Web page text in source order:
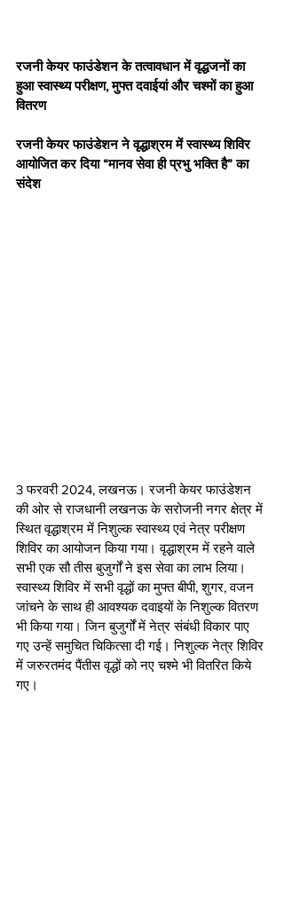
रजनी केयर फाउंडेशन के तत्वावधान में वृद्धजनों का
हुआ स्वास्थ्य परीक्षण, मुफ्त दवाईयां और चश्मों का हुआ
वितरण
रजनी केयर फाउंडेशन ने वृद्धाश्रम में स्वास्थ्य शिविर
आयोजित कर दिया “मानव सेवा ही प्रभु भक्ति है” का
संदेश
3 फरवरी 2024, लखनऊ। रजनी केयर फाउंडेशन
की ओर से राजधानी लखनऊ के सरोजनी नगर क्षेत्र में
स्थित वृद्धाश्रम में निशुल्क स्वास्थ्य एवं नेत्र परीक्षण
शिविर का आयोजन किया गया। वृद्धाश्रम में रहने वाले
सभी एक सौ तीस बुजुर्गों ने इस सेवा का लाभ लिया।
स्वास्थ्य शिविर में सभी वृद्धों का मुफ्त बीपी, शुगर, वजन
जांचने के साथ ही आवश्यक दवाइयों के निशुल्क वितरण
भी किया गया। जिन बुजुर्गों में नेत्र संबंधी विकार पाए
गए उन्हें समुचित चिकित्सा दी गई। निशुल्क नेत्र शिविर
में जरुरतमंद पैंतीस वृद्धों को नए चश्मे भी वितरित किये
गए।